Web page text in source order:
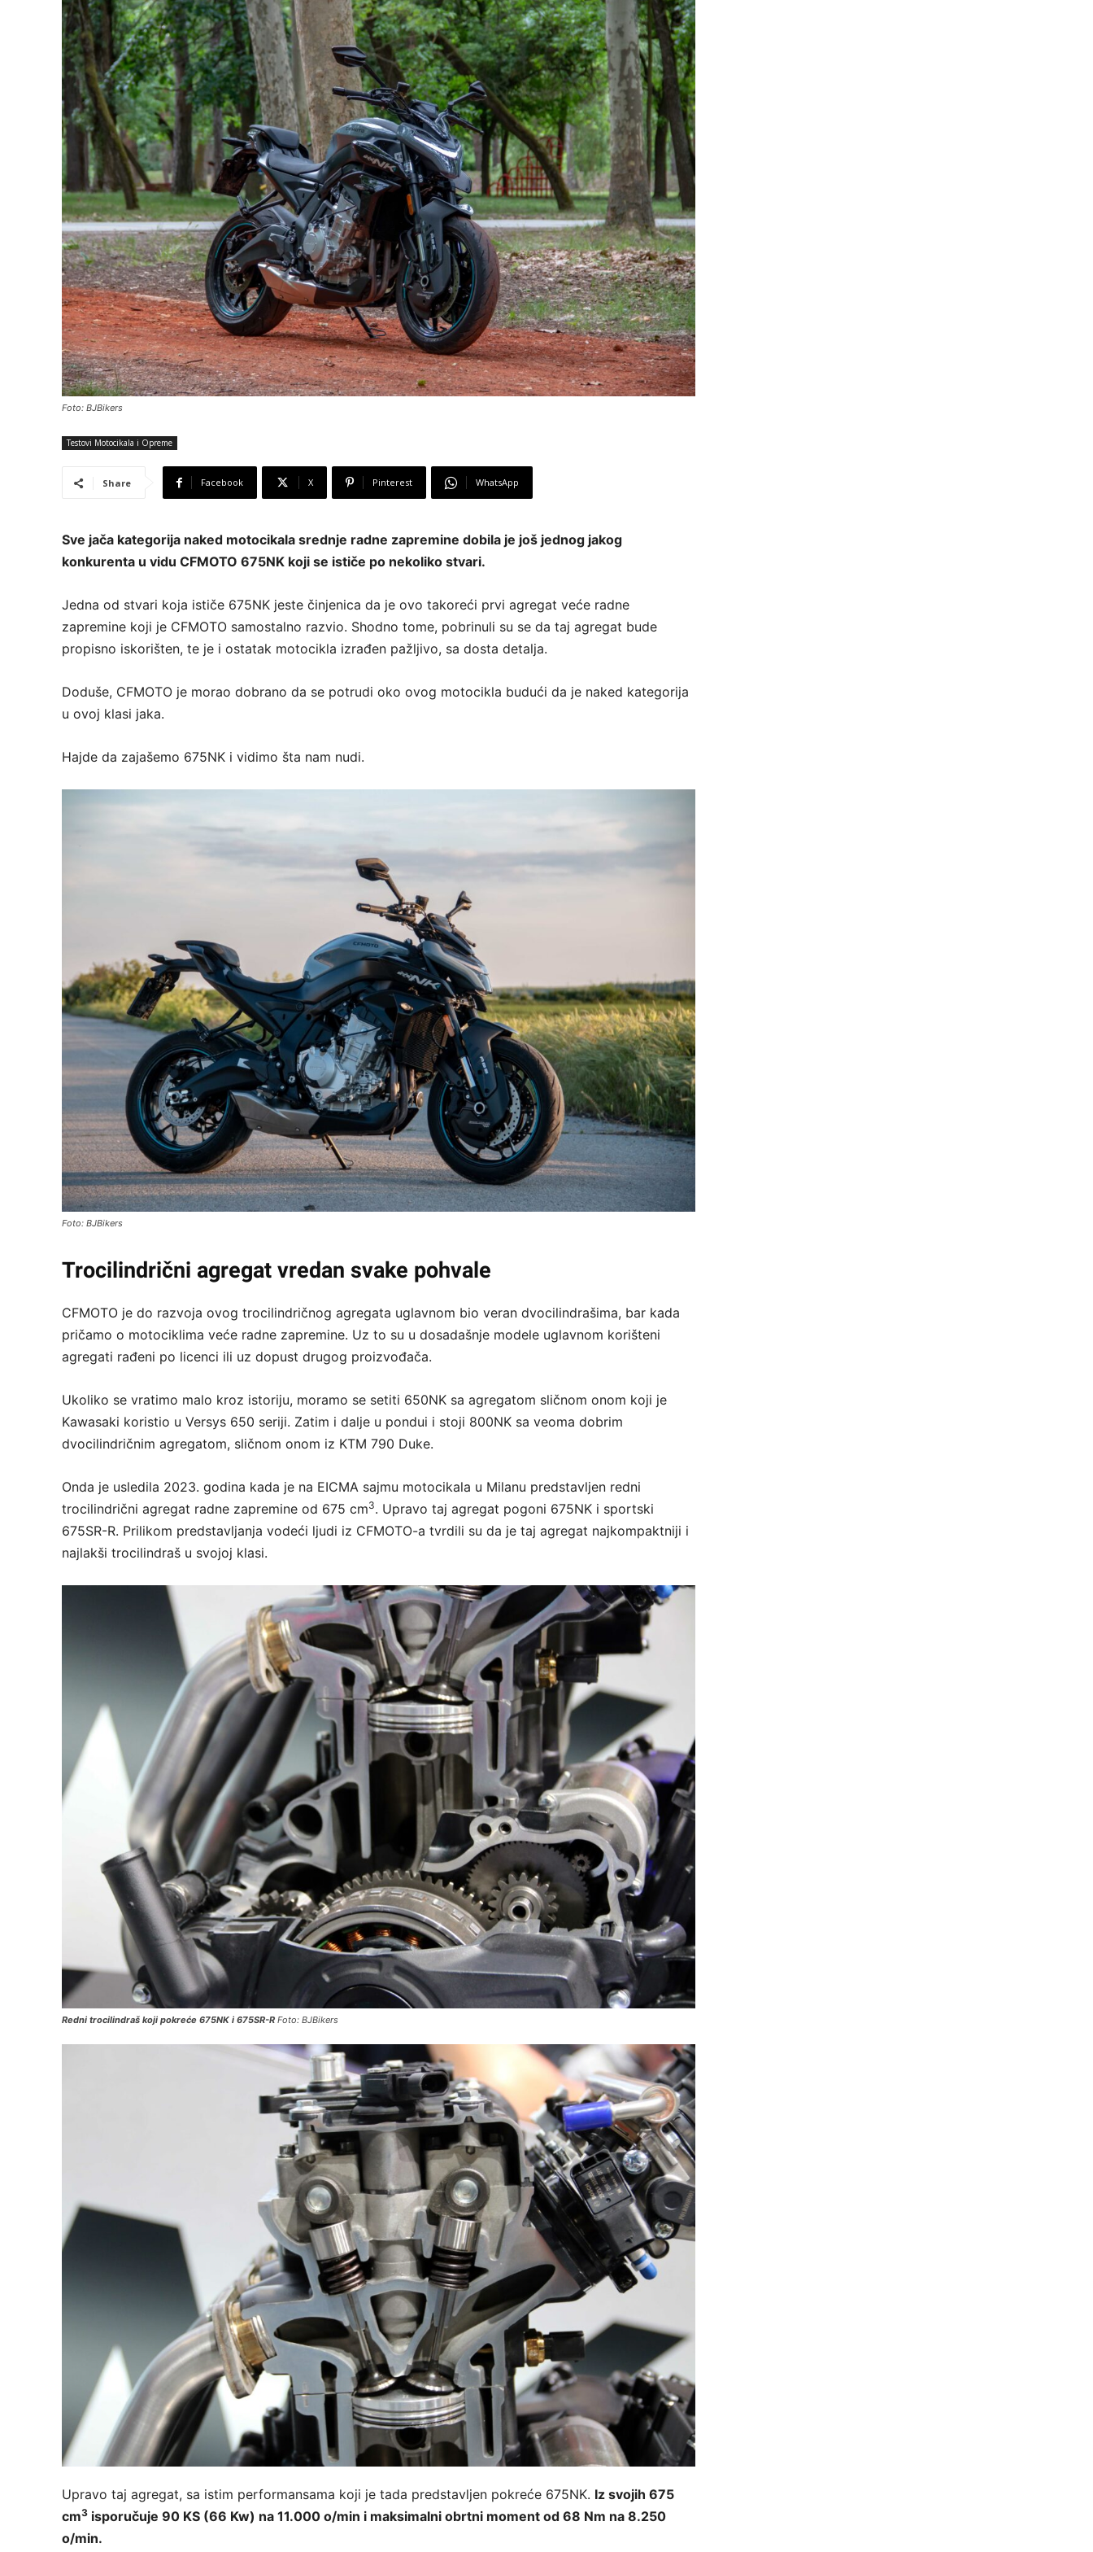
Foto: BJBikers
Testovi Motocikala i Opreme
Share Facebook X Pinterest WhatsApp
Sve jača kategorija naked motocikala srednje radne zapremine dobila je još jednog jakog
konkurenta u vidu CFMOTO 675NK koji se ističe po nekoliko stvari.
Jedna od stvari koja ističe 675NK jeste činjenica da je ovo takoreći prvi agregat veće radne
zapremine koji je CFMOTO samostalno razvio. Shodno tome, pobrinuli su se da taj agregat bude
propisno iskorišten, te je i ostatak motocikla izrađen pažljivo, sa dosta detalja.
Doduše, CFMOTO je morao dobrano da se potrudi oko ovog motocikla budući da je naked kategorija
u ovoj klasi jaka.
Hajde da zajašemo 675NK i vidimo šta nam nudi.
Foto: BJBikers
Trocilindrični agregat vredan svake pohvale
CFMOTO je do razvoja ovog trocilindričnog agregata uglavnom bio veran dvocilindrašima, bar kada
pričamo o motociklima veće radne zapremine. Uz to su u dosadašnje modele uglavnom korišteni
agregati rađeni po licenci ili uz dopust drugog proizvođača.
Ukoliko se vratimo malo kroz istoriju, moramo se setiti 650NK sa agregatom sličnom onom koji je
Kawasaki koristio u Versys 650 seriji. Zatim i dalje u pondui i stoji 800NK sa veoma dobrim
dvocilindričnim agregatom, sličnom onom iz KTM 790 Duke.
Onda je usledila 2023. godina kada je na EICMA sajmu motocikala u Milanu predstavljen redni
trocilindrični agregat radne zapremine od 675 cm3. Upravo taj agregat pogoni 675NK i sportski
675SR-R. Prilikom predstavljanja vodeći ljudi iz CFMOTO-a tvrdili su da je taj agregat najkompaktniji i
najlakši trocilindraš u svojoj klasi.
Redni trocilindraš koji pokreće 675NK i 675SR-R Foto: BJBikers
Upravo taj agregat, sa istim performansama koji je tada predstavljen pokreće 675NK. Iz svojih 675
cm3 isporučuje 90 KS (66 Kw) na 11.000 o/min i maksimalni obrtni moment od 68 Nm na 8.250
o/min.